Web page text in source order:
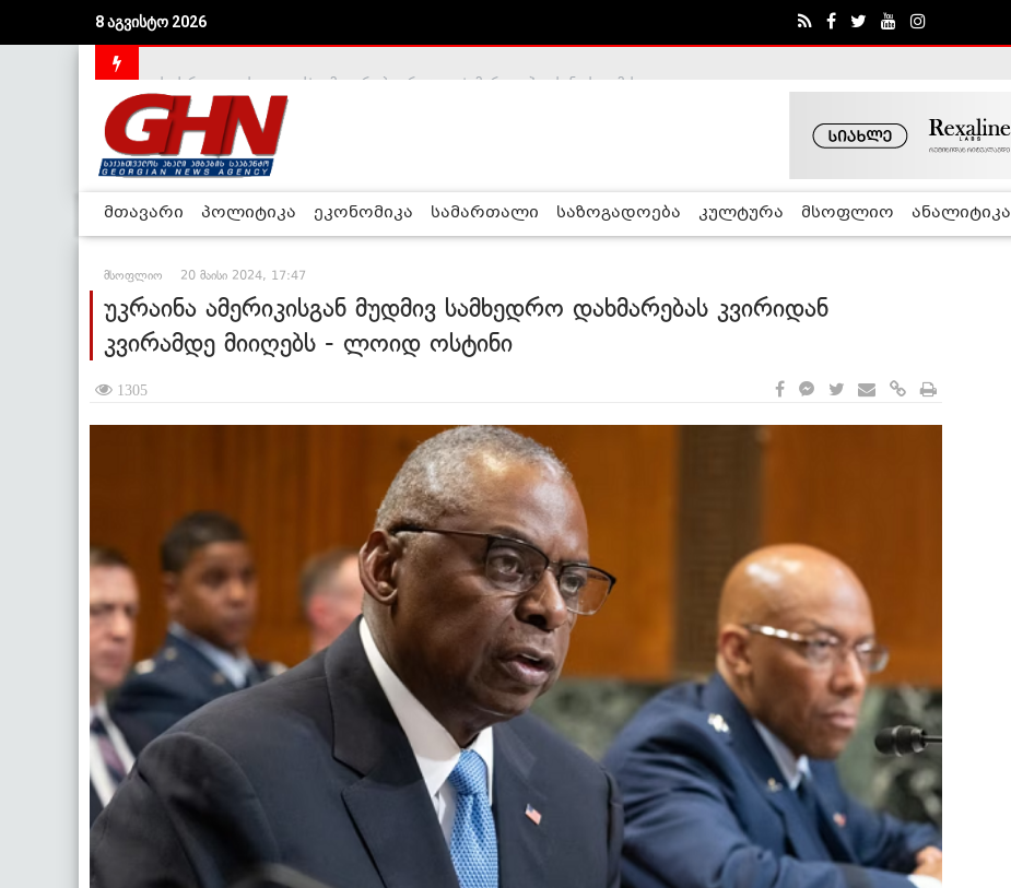
8 აგვისტო 2026
მთავარი პოლიტიკა ეკონომიკა სამართალი საზოგადოება კულტურა მსოფლიო ანალიტიკა
მსოფლიო 20 მაისი 2024, 17:47
უკრაინა ამერიკისგან მუდმივ სამხედრო დახმარებას კვირიდან
კვირამდე მიიღებს - ლოიდ ოსტინი
1305